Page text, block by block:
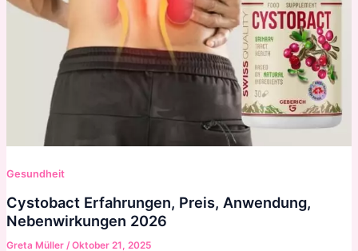
Gesundheit
Cystobact Erfahrungen, Preis, Anwendung,
Nebenwirkungen 2026
Greta Müller /Oktober 21, 2025